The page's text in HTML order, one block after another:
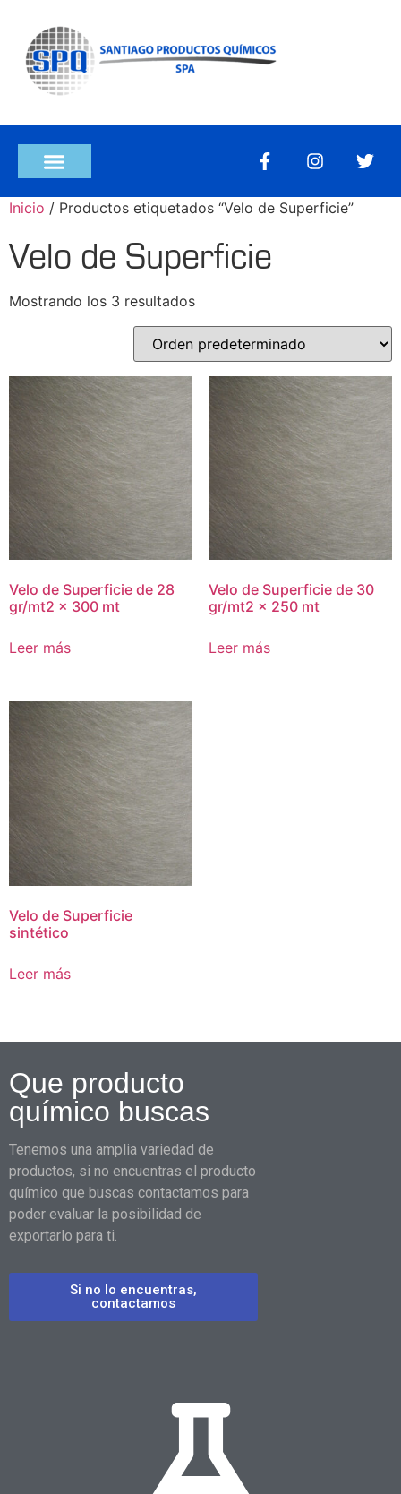
Inicio / Productos etiquetados “Velo de Superficie”
Velo de Superficie
Mostrando los 3 resultados
Velo de Superficie de 28
gr/mt2 x 300 mt
Leer más
Velo de Superficie de 30
gr/mt2 x 250 mt
Leer más
Velo de Superficie
sintético
Leer más
Que producto
químico buscas
Tenemos una amplia variedad de
productos, si no encuentras el producto
químico que buscas contactamos para
poder evaluar la posibilidad de
exportarlo para ti.
Si no lo encuentras,
contactamos